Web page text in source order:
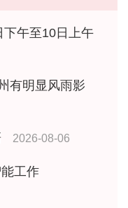
下午至10日上午
有明显风雨影
2026-08-06
工作